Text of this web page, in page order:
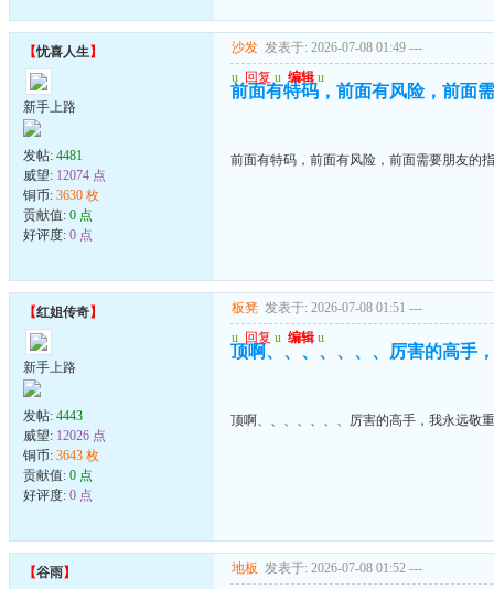
【忧喜人生】
新手上路
发帖: 4481
威望: 12074 点
铜币: 3630 枚
贡献值: 0 点
好评度: 0 点
沙发 发表于: 2026-07-08 01:49 ---
u 回复 u 编辑 u
前面有特码，前面有风险，前面
前面有特码，前面有风险，前面需要朋友的
【红姐传奇】
新手上路
发帖: 4443
威望: 12026 点
铜币: 3643 枚
贡献值: 0 点
好评度: 0 点
板凳 发表于: 2026-07-08 01:51 ---
u 回复 u 编辑 u
顶啊、、、、、、、厉害的高手
顶啊、、、、、、、厉害的高手，我永远敬
【谷雨】 地板 发表于: 2026-07-08 01:52 ---